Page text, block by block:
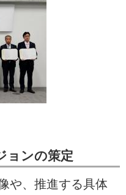
ョンの策定
や、推進する具体